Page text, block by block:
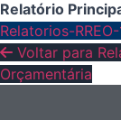
Relatório
Relatorios-
Voltar para
Orçamentária